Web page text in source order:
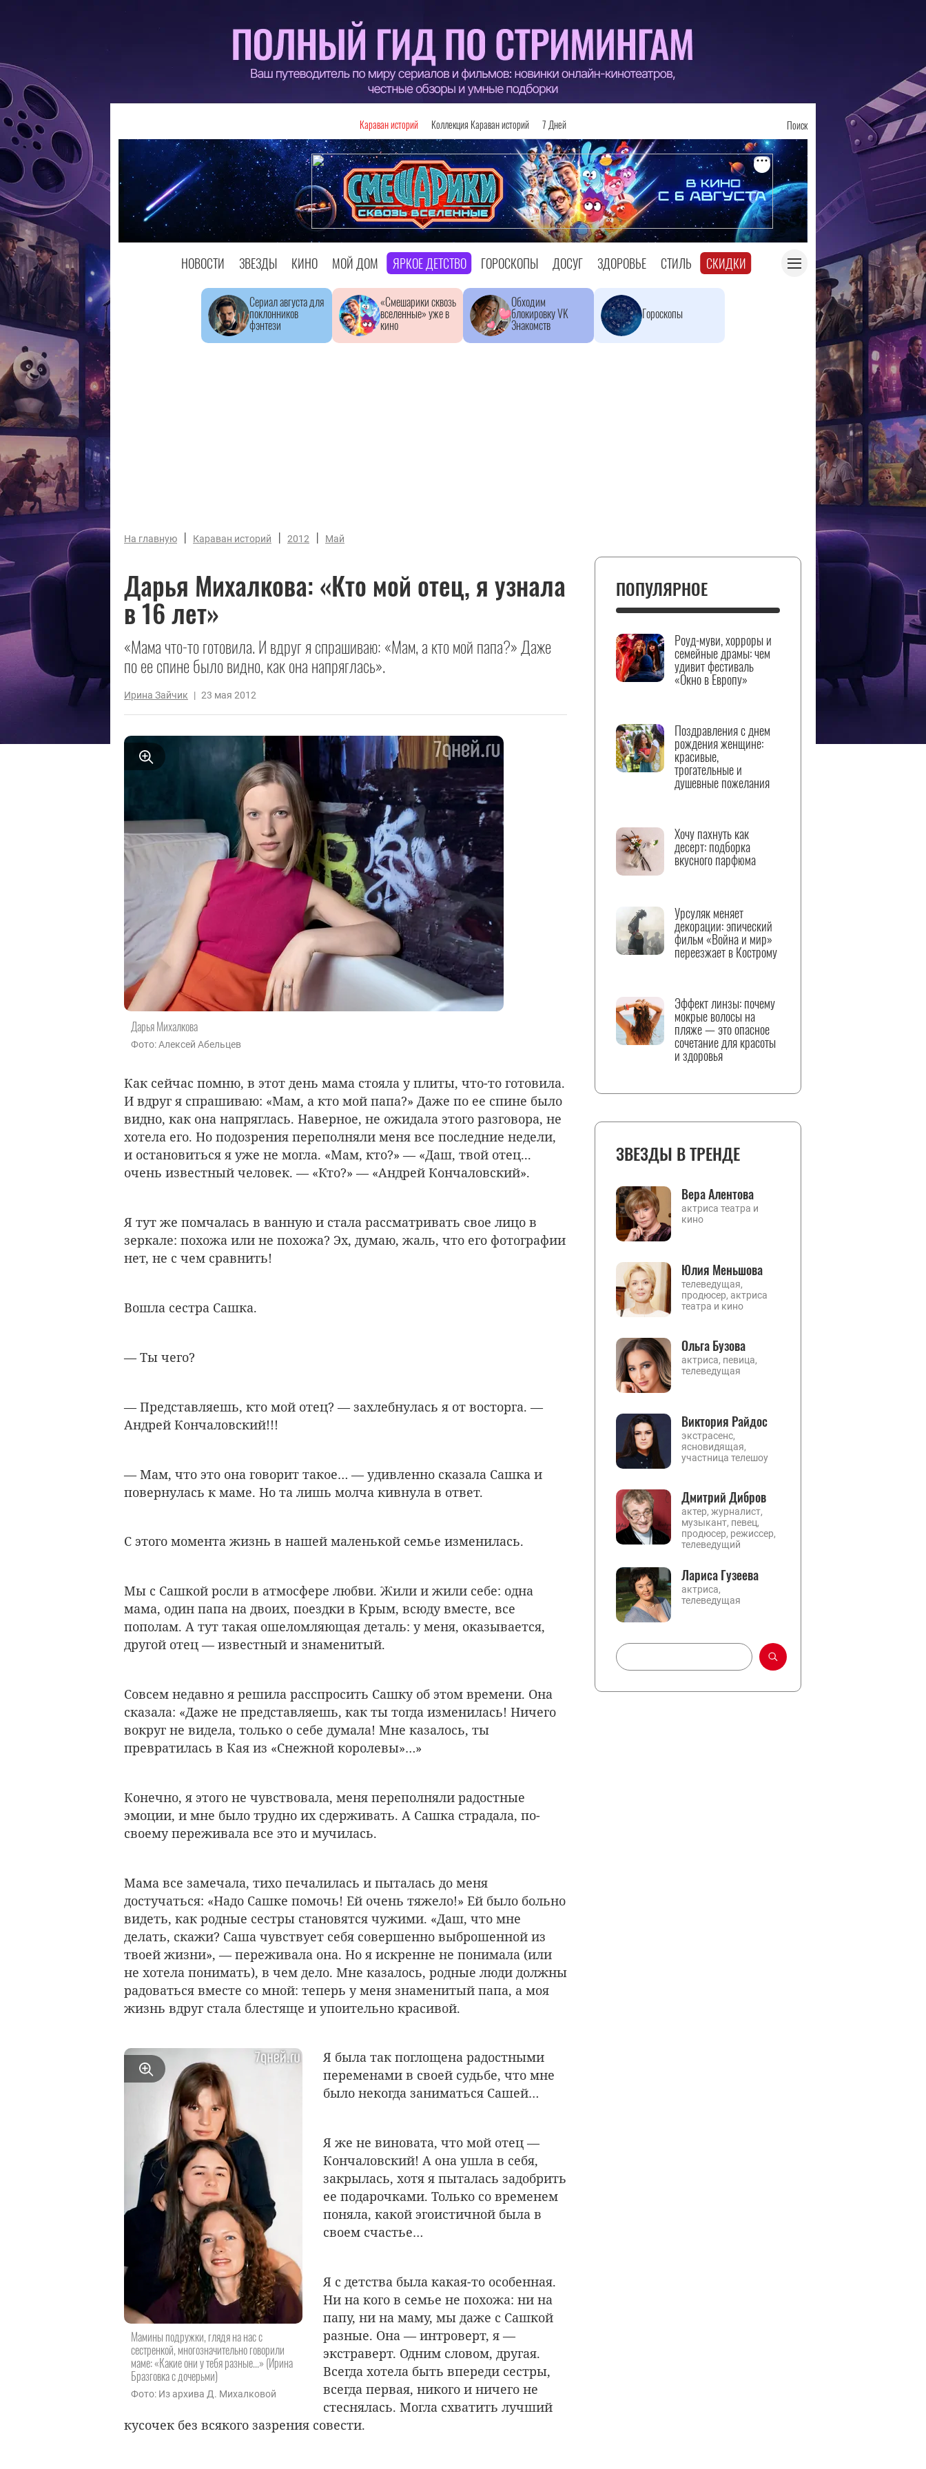
Караван историй Коллекция Караван историй 7 Дней Поиск
НОВОСТИ ЗВЕЗДЫ КИНО МОЙ ДОМ ЯРКОЕ ДЕТСТВО ГОРОСКОПЫ ДОСУГ ЗДОРОВЬЕ СТИЛЬ СКИДКИ
Сериал августа для
поклонников
фэнтези
«Смешарики сквозь
вселенные» уже в
кино
Обходим
блокировку VK
Знакомств
Гороскопы
На главную | Караван историй | 2012 | Май
Дарья Михалкова: «Кто мой отец, я узнала
в 16 лет»
«Мама что-то готовила. И вдруг я спрашиваю: «Мам, а кто мой папа?» Даже
по ее спине было видно, как она напряглась».
Ирина Зайчик | 23 мая 2012
Дарья Михалкова
Фото: Алексей Абельцев
Как сейчас помню, в этот день мама стояла у плиты, что-то готовила.
И вдруг я спрашиваю: «Мам, а кто мой папа?» Даже по ее спине было
видно, как она напряглась. Наверное, не ожидала этого разговора, не
хотела его. Но подозрения переполняли меня все последние недели,
и остановиться я уже не могла. «Мам, кто?» — «Даш, твой отец...
очень известный человек. — «Кто?» — «Андрей Кончаловский».
Я тут же помчалась в ванную и стала рассматривать свое лицо в
зеркале: похожа или не похожа? Эх, думаю, жаль, что его фотографии
нет, не с чем сравнить!
Вошла сестра Сашка.
— Ты чего?
— Представляешь, кто мой отец? — захлебнулась я от восторга. —
Андрей Кончаловский!!!
— Мам, что это она говорит такое… — удивленно сказала Сашка и
повернулась к маме. Но та лишь молча кивнула в ответ.
С этого момента жизнь в нашей маленькой семье изменилась.
Мы с Сашкой росли в атмосфере любви. Жили и жили себе: одна
мама, один папа на двоих, поездки в Крым, всюду вместе, все
пополам. А тут такая ошеломляющая деталь: у меня, оказывается,
другой отец — известный и знаменитый.
Совсем недавно я решила расспросить Сашку об этом времени. Она
сказала: «Даже не представляешь, как ты тогда изменилась! Ничего
вокруг не видела, только о себе думала! Мне казалось, ты
превратилась в Кая из «Снежной королевы»…»
Конечно, я этого не чувствовала, меня переполняли радостные
эмоции, и мне было трудно их сдерживать. А Сашка страдала, по-
своему переживала все это и мучилась.
Мама все замечала, тихо печалилась и пыталась до меня
достучаться: «Надо Сашке помочь! Ей очень тяжело!» Ей было больно
видеть, как родные сестры становятся чужими. «Даш, что мне
делать, скажи? Саша чувствует себя совершенно выброшенной из
твоей жизни», — переживала она. Но я искренне не понимала (или
не хотела понимать), в чем дело. Мне казалось, родные люди должны
радоваться вместе со мной: теперь у меня знаменитый папа, а моя
жизнь вдруг стала блестяще и упоительно красивой.
Мамины подружки, глядя на нас с
сестренкой, многозначительно говорили
маме: «Какие они у тебя разные...» (Ирина
Бразговка с дочерьми)
Фото: Из архива Д. Михалковой
Я была так поглощена радостными
переменами в своей судьбе, что мне
было некогда заниматься Сашей…
Я же не виновата, что мой отец —
Кончаловский! А она ушла в себя,
закрылась, хотя я пыталась задобрить
ее подарочками. Только со временем
поняла, какой эгоистичной была в
своем счастье…
Я с детства была какая-то особенная.
Ни на кого в семье не похожа: ни на
папу, ни на маму, мы даже с Сашкой
разные. Она — интроверт, я —
экстраверт. Одним словом, другая.
Всегда хотела быть впереди сестры,
всегда первая, никого и ничего не
стеснялась. Могла схватить лучший
кусочек без всякого зазрения совести.
ПОПУЛЯРНОЕ
Роуд-муви, хорроры и
семейные драмы: чем
удивит фестиваль
«Окно в Европу»
Поздравления с днем
рождения женщине:
красивые,
трогательные и
душевные пожелания
Хочу пахнуть как
десерт: подборка
вкусного парфюма
Урсуляк меняет
декорации: эпический
фильм «Война и мир»
переезжает в Кострому
Эффект линзы: почему
мокрые волосы на
пляже — это опасное
сочетание для красоты
и здоровья
ЗВЕЗДЫ В ТРЕНДЕ
Вера Алентова
актриса театра и
кино
Юлия Меньшова
телеведущая,
продюсер, актриса
театра и кино
Ольга Бузова
актриса, певица,
телеведущая
Виктория Райдос
экстрасенс,
ясновидящая,
участница телешоу
Дмитрий Дибров
актер, журналист,
музыкант, певец,
продюсер, режиссер,
телеведущий
Лариса Гузеева
актриса,
телеведущая